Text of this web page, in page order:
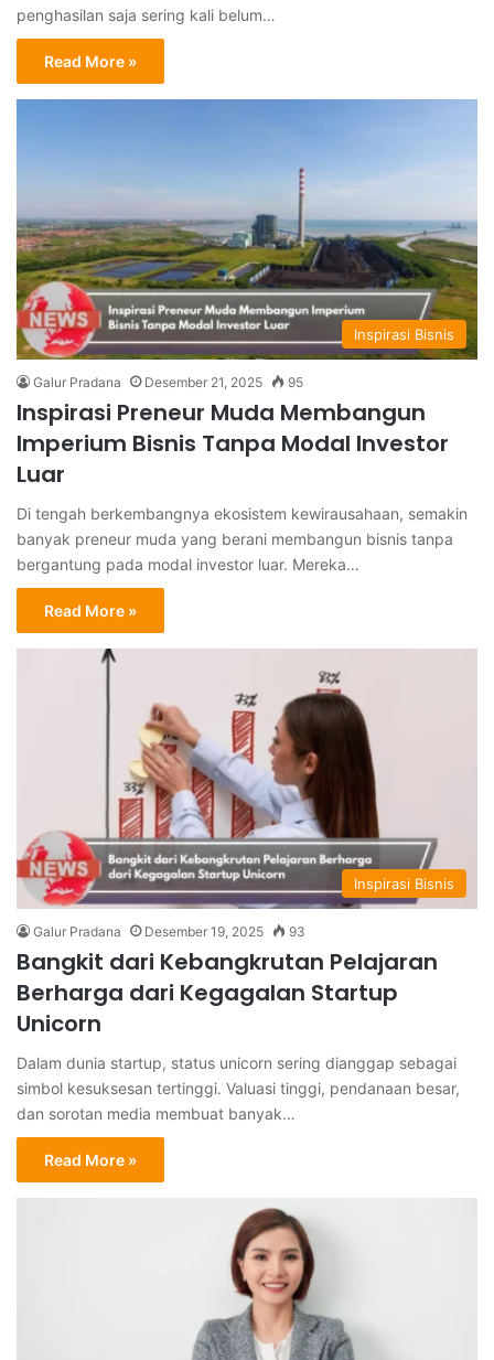
penghasilan saja sering kali belum…
Read More »
Inspirasi Bisnis
Galur Pradana Desember 21, 2025 95
Inspirasi Preneur Muda Membangun
Imperium Bisnis Tanpa Modal Investor
Luar
Di tengah berkembangnya ekosistem kewirausahaan, semakin
banyak preneur muda yang berani membangun bisnis tanpa
bergantung pada modal investor luar. Mereka…
Read More »
Inspirasi Bisnis
Galur Pradana Desember 19, 2025 93
Bangkit dari Kebangkrutan Pelajaran
Berharga dari Kegagalan Startup
Unicorn
Dalam dunia startup, status unicorn sering dianggap sebagai
simbol kesuksesan tertinggi. Valuasi tinggi, pendanaan besar,
dan sorotan media membuat banyak…
Read More »